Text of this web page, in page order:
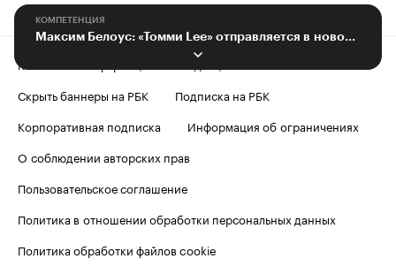
КОМПЕТЕНЦИЯ
Контактная информация
Редакция
Скрыть баннеры на РБК
Подписка на РБК
Корпоративная подписка
Информация об ограничениях
О соблюдении авторских прав
Пользовательское соглашение
Политика в отношении обработки персональных данных
Политика обработки файлов cookie